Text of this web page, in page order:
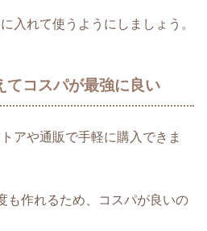
入れて使うようにしましょう。
てコスパが最強に良い
アや通販で手軽に購入できま
も作れるため、コスパが良いの